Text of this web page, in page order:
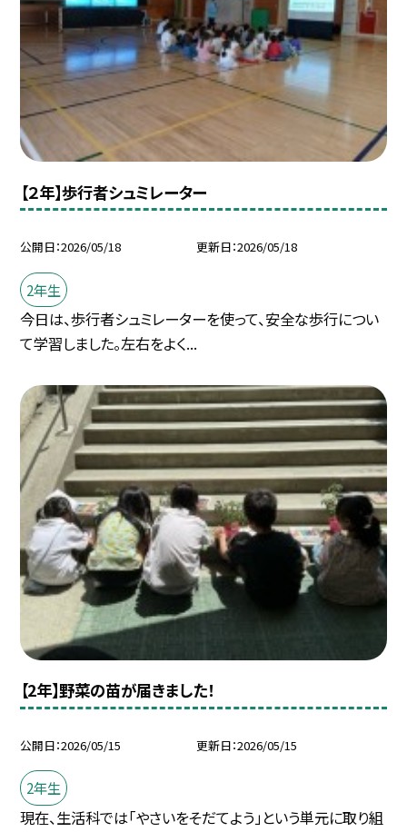
【２年】歩行者シュミレーター
公開日 2026/05/18 更新日 2026/05/18
2年生
今日は、歩行者シュミレーターを使って、安全な歩行につい
て学習しました。左右をよく...
【2年】野菜の苗が届きました！
公開日 2026/05/15 更新日 2026/05/15
2年生
現在、生活科では「やさいをそだてよう」という単元に取り組